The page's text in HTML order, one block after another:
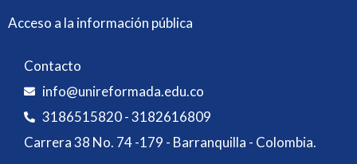
Acceso a la información pública
Contacto
info@unireformada.edu.co
3186515820 - 3182616809
Carrera 38 No. 74 -179 - Barranquilla - Colombia.